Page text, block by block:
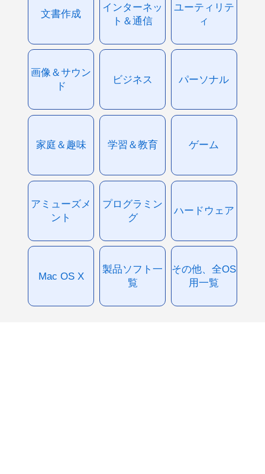
文書作成
インターネッ
ト＆通信
ユーティリテ
ィ
画像＆サウン
ド
ビジネス パーソナル
家庭＆趣味 学習＆教育 ゲーム
アミューズメ
ント
プログラミン
グ
ハードウェア
Mac OS X
製品ソフト一
覧
その他、全OS
用一覧